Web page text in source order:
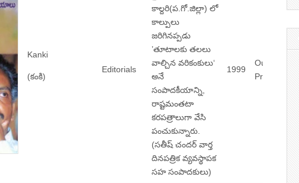
Kanki
(కంకి)
Editorials
కాల్దరి(ప.గో.జిల్లా) లో
కాల్పులు
జరిగినప్పడు
’తూటాలకు తలలు
వాల్చిన వరికంకులు‘
అనే
సంపాదకీయాన్ని,
రాష్టమంతటా
కరపత్రాలుగా వేసి
పంచుకున్నారు.
(సతీష్ చందర్ వార్త
దినపత్రిక వ్యవస్థాపక
సహ సంపాదకులు)
1999
Out of
Print